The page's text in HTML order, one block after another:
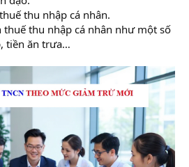
thu nhập cá nhân.
thuế thu nhập cá nhân như một số
tiền ăn trưa…